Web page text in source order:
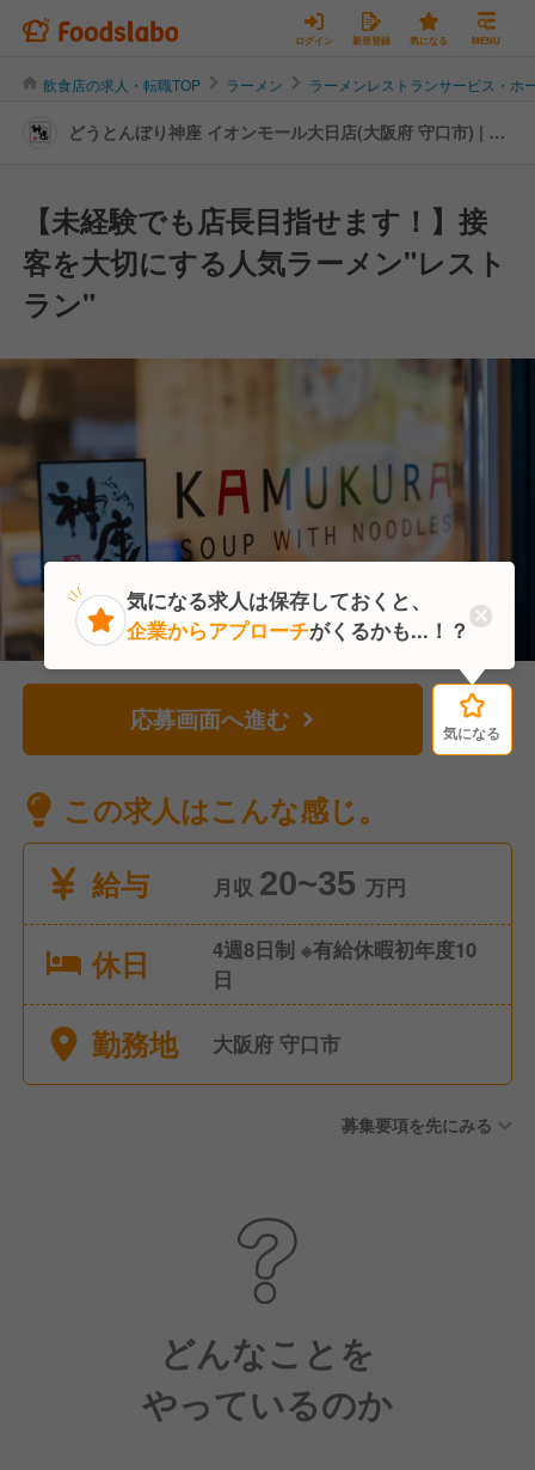
ログイン 新規登録 気になる MENU
飲食店の求人・転職TOP ラーメン ラーメンレストランサービス・ホ
どうとんぼり神座 イオンモール大日店(大阪府 守口市) | レ
【未経験でも店長目指せます！】接
客を大切にする人気ラーメン"レスト
ラン"
応募画面へ進む 気になる
この求人はこんな感じ。
給与
月収 20~35 万円
休日
4週8日制 ※有給休暇初年度10
日
勤務地 大阪府 守口市
募集要項を先にみる
どんなことを
やっているのか
気になる
気になる求人は保存しておくと、
企業からアプローチがくるかも...！？